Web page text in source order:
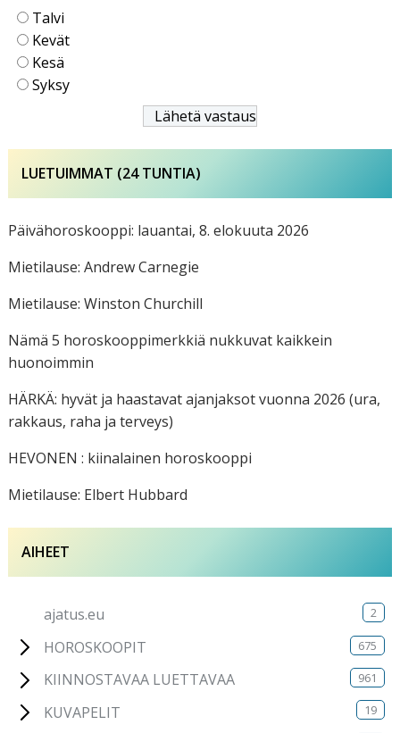
Talvi
Kevät
Kesä
Syksy
LUETUIMMAT (24 TUNTIA)
Päivähoroskooppi: lauantai, 8. elokuuta 2026
Mietilause: Andrew Carnegie
Mietilause: Winston Churchill
Nämä 5 horoskooppimerkkiä nukkuvat kaikkein
huonoimmin
HÄRKÄ: hyvät ja haastavat ajanjaksot vuonna 2026 (ura,
rakkaus, raha ja terveys)
HEVONEN : kiinalainen horoskooppi
Mietilause: Elbert Hubbard
AIHEET
ajatus.eu 2
HOROSKOOPIT 675
KIINNOSTAVAA LUETTAVAA 961
KUVAPELIT 19